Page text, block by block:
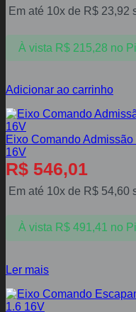
Em até 10x de R$ 23,92
À vista R$215,28 no
Adicionar ao carrinho
Eixo Comando
16V
R$ 546,01
Em até 10x de R$ 54,60
À vista R$491,41 no
Ler mais